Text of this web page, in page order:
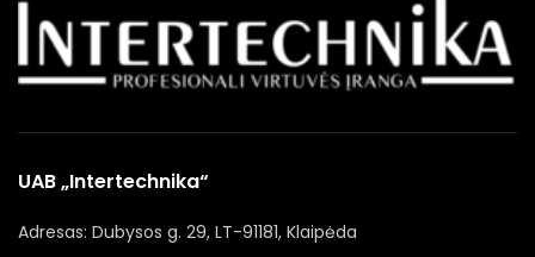
UAB „Intertechnika“
Adresas: Dubysos g. 29, LT-91181, Klaipėda